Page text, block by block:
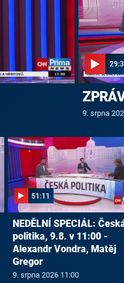
9. srpna
51:11
NEDĚLNÍ SPECIÁL:
politika, 9.8. v 11:00 -
Alexandr Vondra, Matěj
Gregor
9. srpna 2026 11:00